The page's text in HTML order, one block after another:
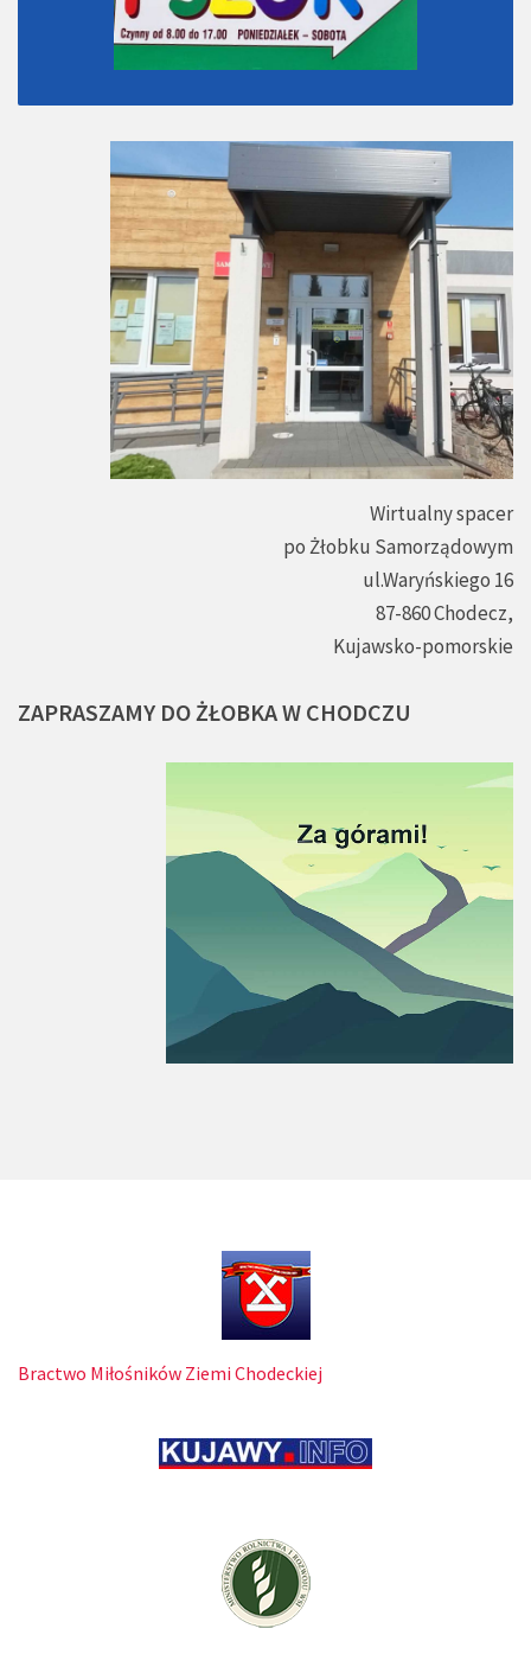
Wirtualny spacer
po Żłobku Samorządowym
ul.Waryńskiego 16
87-860 Chodecz,
Kujawsko-pomorskie
ZAPRASZAMY DO ŻŁOBKAW CHODCZU
Bractwo Miłośników Ziemi Chodeckiej